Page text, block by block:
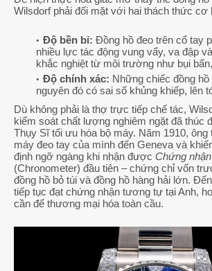
Wilsdorf phải đối mặt với hai thách thức cơ
Độ bền bỉ: Đồng hồ đeo trên cổ tay
nhiều lực tác động vung vẩy, va đập
khắc nghiệt từ môi trường như bụi
Độ chính xác: Những chiếc đồng
nguyên đó có sai số khủng khiếp, lên
Dù không phải là thợ trực tiếp chế tác,
kiểm soát chất lượng nghiêm ngặt đã thúc
Thụy Sĩ tối ưu hóa bộ máy. Năm 1910, ông
máy đeo tay của mình đến Geneva và
định ngỡ ngàng khi nhận được Chứng
(Chronometer) đầu tiên – chứng chỉ vốn
đồng hồ bỏ túi và đồng hồ hàng hải lớn.
tiếp tục đạt chứng nhận tương tự tại Anh,
cần để thương mại hóa toàn cầu.